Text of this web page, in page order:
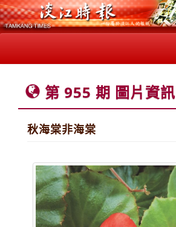
第 955 期 圖片資訊
秋海棠非海棠